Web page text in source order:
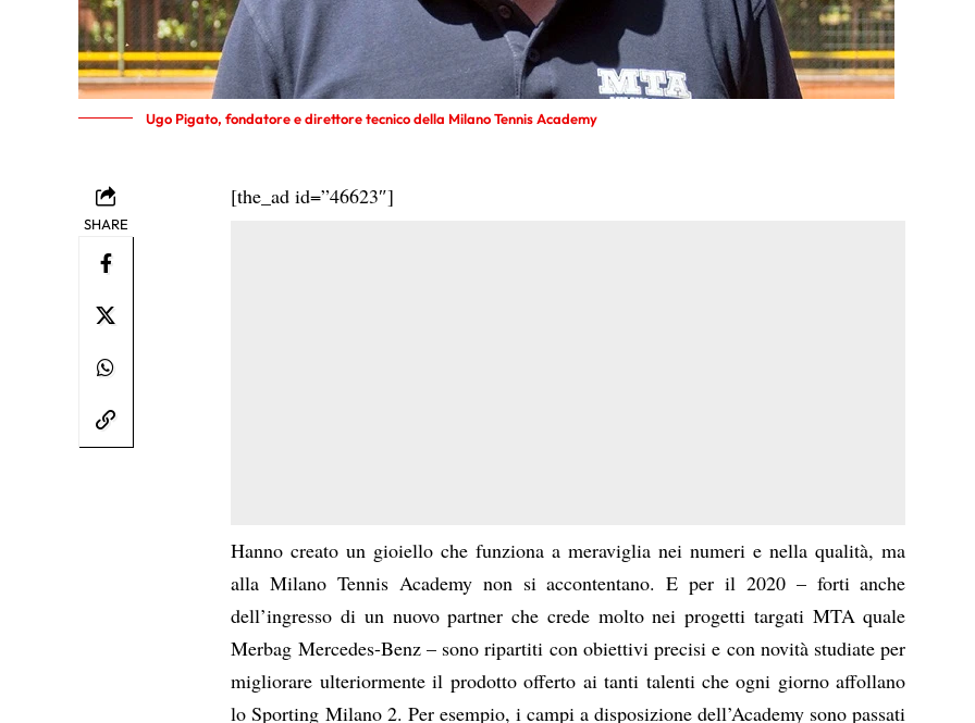
Ugo Pigato, fondatore e direttore tecnico della Milano Tennis Academy
SHARE
[the_ad id=”46623″]
Hanno creato un gioiello che funziona a meraviglia nei numeri e nella qualità, ma
alla Milano Tennis Academy non si accontentano. E per il 2020 – forti anche
dell’ingresso di un nuovo partner che crede molto nei progetti targati MTA quale
Merbag Mercedes-Benz – sono ripartiti con obiettivi precisi e con novità studiate per
migliorare ulteriormente il prodotto offerto ai tanti talenti che ogni giorno affollano
lo Sporting Milano 2. Per esempio, i campi a disposizione dell’Academy sono passati